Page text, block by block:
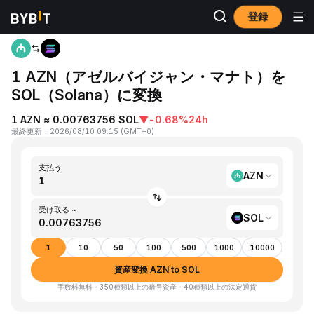
登録
ホーム AZN to SOL
1 AZN（アゼルバイジャン・マナト）を
SOL（Solana）に変換
1 AZN ≈ 0.00763756 SOL▼-0.68%24h
最終更新 ： 2026/08/10 09:15 (GMT+0)
支払う
AZN
受け取る ~
SOL
1 10 50 100 500 1000 10000
資産変換 AZN to SOL
手数料無料・350種類以上の暗号資産・40種類以上の法定通貨